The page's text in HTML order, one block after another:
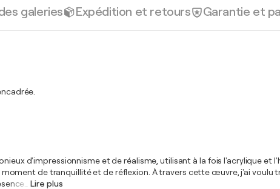
galeries Expédition et retours Garantie et
d'impressionnisme et de réalisme, utilisant à la fois l'acrylique
de tranquillité et de réflexion. À travers cette œuvre, j'ai
Lire plus